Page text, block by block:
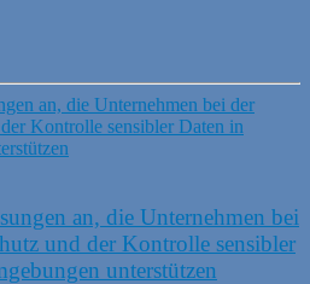
an, die Unternehmen bei
und der Kontrolle sensibler
unterstützen